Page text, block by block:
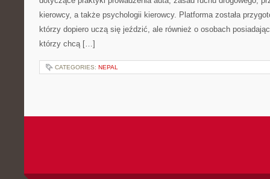
kierowcy, a także psychologii kierowcy. Platforma została
którzy dopiero uczą się jeździć, ale również o osobach
którzy chcą […]
CATEGORIES: NEPAL